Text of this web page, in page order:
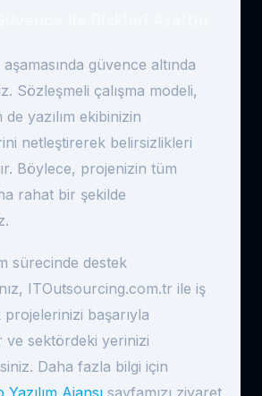
güvence altında
Sözleşmeli çalışma modeli,
yazılım ekibinizin
netleştirerek belirsizlikleri
Böylece, projenizin tüm
rahat bir şekilde
sürecinde destek
ITOutsourcing.com.tr ile iş
başarıyla
ve sektördeki yerinizi
Daha fazla bilgi için
Ajansı sayfamızı ziyaret